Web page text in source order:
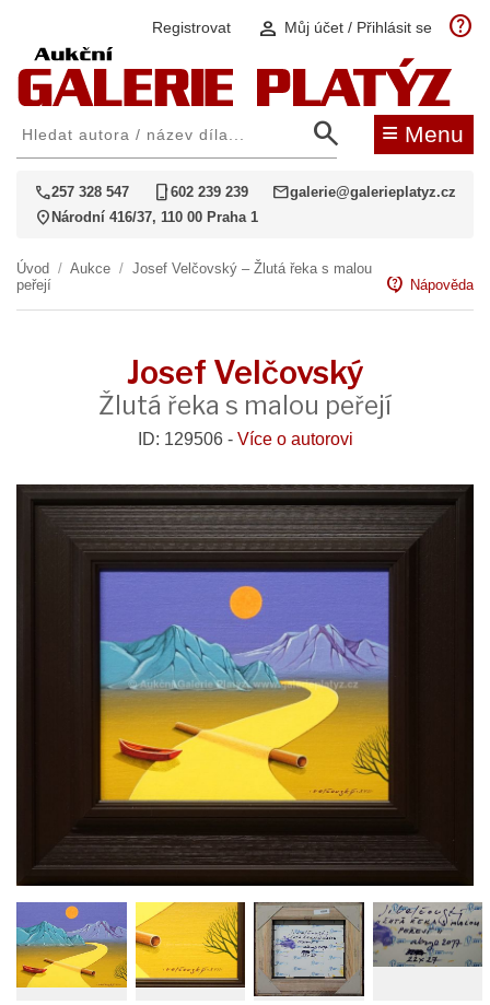
Registrovat person Můj účet / Přihlásit se help
search ≡ Menu
call257 328 547 phone_iphone602 239 239 mailgalerie@galerieplatyz.cz
location_on Národní 416/37, 110 00 Praha 1
Úvod / Aukce / Josef Velčovský – Žlutá řeka s malou
peřejí
contact_support Nápověda
Josef Velčovský
Žlutá řeka s malou peřejí
ID: 129506 - Více o autorovi